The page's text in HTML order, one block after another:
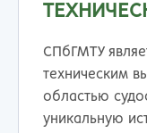
СПбГМТУ
техническим
областью
уникальную